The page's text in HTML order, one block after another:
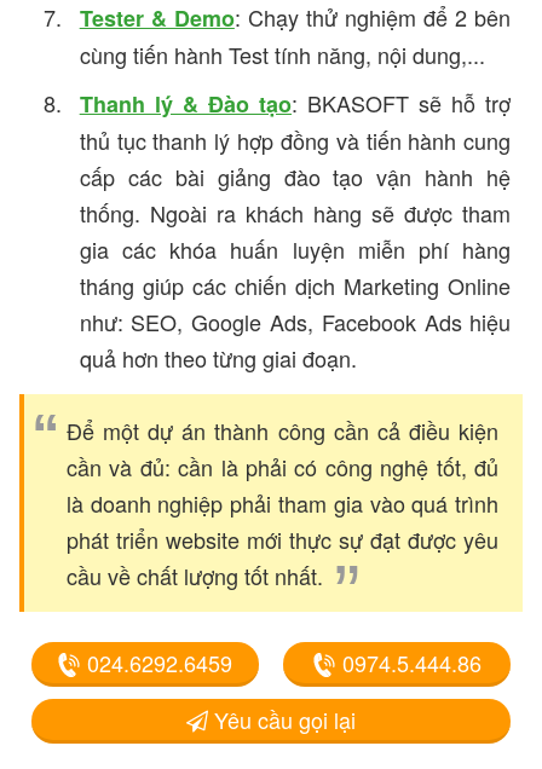
Tester & Demo: Chạy thử nghiệm để 2 bên
cùng tiến hành Test tính năng, nội dung,...
Thanh lý & Đào tạo: BKASOFT sẽ hỗ trợ
thủ tục thanh lý hợp đồng và tiến hành cung
cấp các bài giảng đào tạo vận hành hệ
thống. Ngoài ra khách hàng sẽ được tham
gia các khóa huấn luyện miễn phí hàng
tháng giúp các chiến dịch Marketing Online
như: SEO, Google Ads, Facebook Ads hiệu
quả hơn theo từng giai đoạn.
Để một dự án thành công cần cả điều kiện
cần và đủ: cần là phải có công nghệ tốt, đủ
là doanh nghiệp phải tham gia vào quá trình
phát triển website mới thực sự đạt được yêu
cầu về chất lượng tốt nhất.
024.6292.6459
0974.5.444.86
Yêu cầu gọi lại